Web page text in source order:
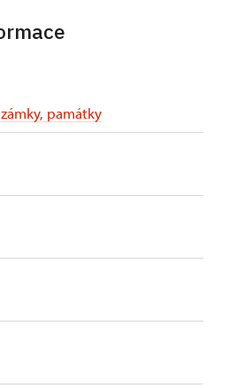
památky